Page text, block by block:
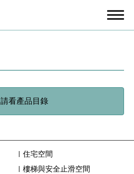
請看產品目錄
住宅空間
樓梯與安全止滑空間